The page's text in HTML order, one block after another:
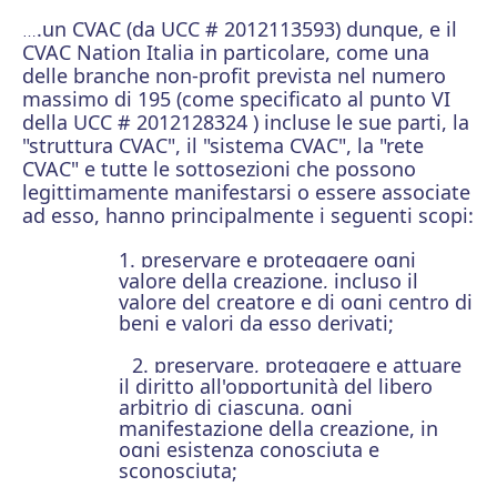
….un CVAC (da UCC # 2012113593) dunque, e il
CVAC Nation Italia in particolare, come una
delle branche non-profit prevista nel numero
massimo di 195 (come specificato al punto VI
della UCC # 2012128324 ) incluse le sue parti, la
"struttura CVAC", il "sistema CVAC", la "rete
CVAC" e tutte le sottosezioni che possono
legittimamente manifestarsi o essere associate
ad esso, hanno principalmente i seguenti scopi:
1. preservare e proteggere ogni
valore della creazione, incluso il
valore del creatore e di ogni centro di
beni e valori da esso derivati;
2. preservare, proteggere e attuare
il diritto all'opportunità del libero
arbitrio di ciascuna, ogni
manifestazione della creazione, in
ogni esistenza conosciuta e
sconosciuta;